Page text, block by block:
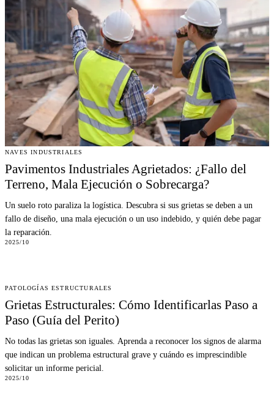
NAVES INDUSTRIALES
Pavimentos Industriales Agrietados: ¿Fallo del
Terreno, Mala Ejecución o Sobrecarga?
Un suelo roto paraliza la logística. Descubra si sus grietas se deben a un
fallo de diseño, una mala ejecución o un uso indebido, y quién debe pagar
la reparación.
2025/10
PATOLOGÍAS ESTRUCTURALES
Grietas Estructurales: Cómo Identificarlas Paso a
Paso (Guía del Perito)
No todas las grietas son iguales. Aprenda a reconocer los signos de alarma
que indican un problema estructural grave y cuándo es imprescindible
solicitar un informe pericial.
2025/10